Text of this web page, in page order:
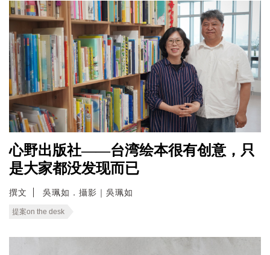
心野出版社——台湾绘本很有创意，只
是大家都没发现而已
撰文 吳珮如．攝影｜吳珮如
提案on the desk